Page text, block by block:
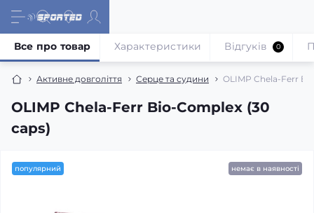
Активне довголіття Серце та судини OLIMP Chela-Ferr
OLIMP Chela-Ferr Bio-Complex (30
caps)
Все про товар Характеристики Відгуків 0
популярний немає в наявності